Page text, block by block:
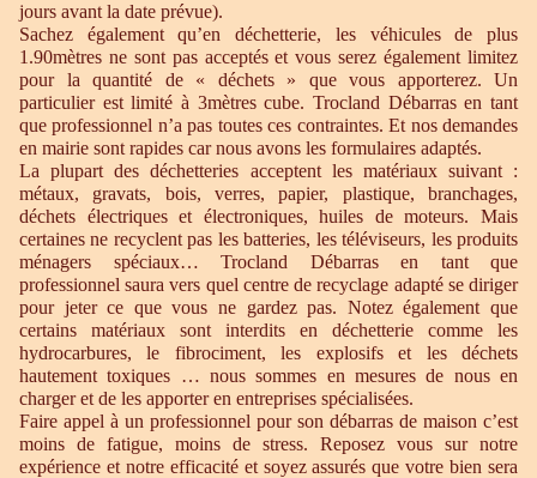
jours avant la date prévue).
Sachez également qu’en déchetterie, les véhicules de plus
1.90mètres ne sont pas acceptés et vous serez également limitez
pour la quantité de « déchets » que vous apporterez. Un
particulier est limité à 3mètres cube. Trocland Débarras en tant
que professionnel n’a pas toutes ces contraintes. Et nos demandes
en mairie sont rapides car nous avons les formulaires adaptés.
La plupart des déchetteries acceptent les matériaux suivant :
métaux, gravats, bois, verres, papier, plastique, branchages,
déchets électriques et électroniques, huiles de moteurs. Mais
certaines ne recyclent pas les batteries, les téléviseurs, les produits
ménagers spéciaux… Trocland Débarras en tant que
professionnel saura vers quel centre de recyclage adapté se diriger
pour jeter ce que vous ne gardez pas. Notez également que
certains matériaux sont interdits en déchetterie comme les
hydrocarbures, le fibrociment, les explosifs et les déchets
hautement toxiques … nous sommes en mesures de nous en
charger et de les apporter en entreprises spécialisées.
Faire appel à un professionnel pour son débarras de maison c’est
moins de fatigue, moins de stress. Reposez vous sur notre
expérience et notre efficacité et soyez assurés que votre bien sera